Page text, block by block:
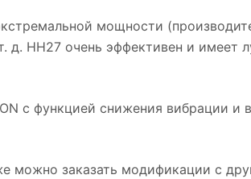
мощности
д. HH27 очень эффективен и
с функцией снижения вибрации и
можно заказать модификации с